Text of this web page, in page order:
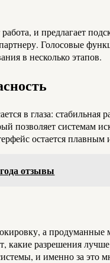
и предлагает
Голосовые
в несколько этапов.
в глаза:
позволяет системам
остается
отзывы
а
какие разрешения
и именно за